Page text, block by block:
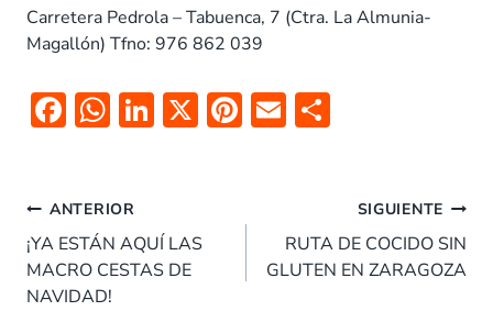
Carretera Pedrola – Tabuenca, 7 (Ctra. La Almunia-
Magallón) Tfno: 976 862 039
F
b
o
o
W
s
A
p
Li
dI
n
X Pi
es
E
ar
tir
Navegación
de
entradas
ANTERIOR
¡YA ESTÁN AQUÍ LAS
MACRO CESTAS DE
NAVIDAD!
SIGUIENTE
RUTA DE COCIDO SIN
GLUTEN EN ZARAGOZA